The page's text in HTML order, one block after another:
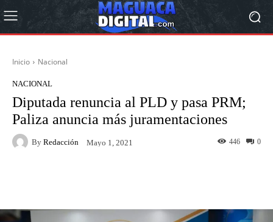
Inicio Nacional
NACIONAL
Diputada renuncia al PLD y pasa PRM;
Paliza anuncia más juramentaciones
By Redacción Mayo 1, 2021 0
446